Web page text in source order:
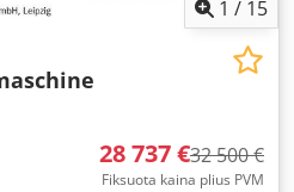
1 / 15
28 737 €32 500 €
Fiksuota kaina plius PVM